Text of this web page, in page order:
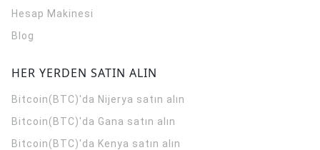
Hesap Makinesi
Blog
HER YERDEN SATIN ALIN
Bitcoin(BTC)'da Nijerya satın alın
Bitcoin(BTC)'da Gana satın alın
Bitcoin(BTC)'da Kenya satın alın